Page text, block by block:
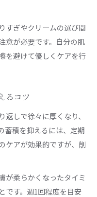
すぎやクリームの選び間
意が必要です。自分の肌
を避けて優しくケアを行
るコツ
しで徐々に厚くなり、
蓄積を抑えるには、定期
ケアが効果的ですが、削
が柔らかくなったタイミ
です。週1回程度を目安